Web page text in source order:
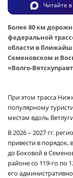
Читайте в
Более 80 км
федеральной
области в
Семеновском и
«Волго-
При этом трасса
популярному
местам вдоль
В 2026 – 2027 гг.
привести в порядок,
до Боковой в
районе со 119-го по
его